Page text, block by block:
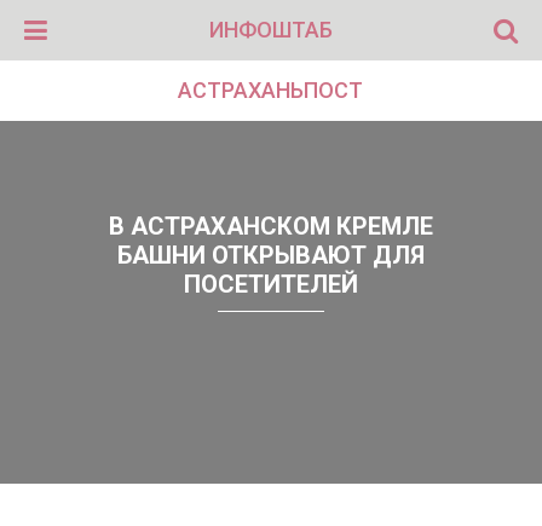
ИНФОШТАБ
АСТРАХАНЬПОСТ
В АСТРАХАНСКОМ КРЕМЛЕ
БАШНИ ОТКРЫВАЮТ ДЛЯ
ПОСЕТИТЕЛЕЙ